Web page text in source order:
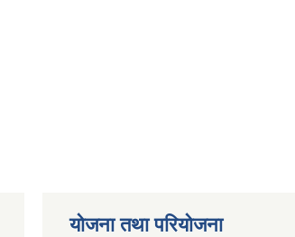
योजना तथा परियोजना